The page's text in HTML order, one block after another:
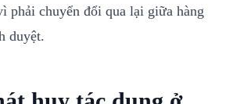
phải chuyển đổi qua lại giữa hàng
duyệt.